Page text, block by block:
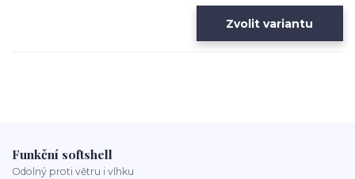
Zvolit variantu
Funkční softshell
Odolný proti větru i vlhku